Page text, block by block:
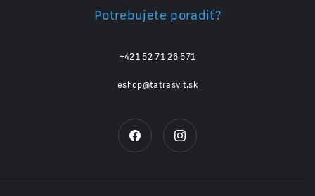
Potrebujete poradiť?
+421 52 71 26 571
eshop@tatrasvit.sk